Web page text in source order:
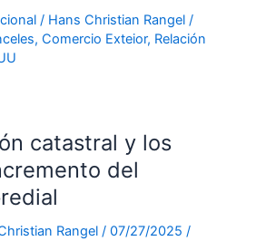
/ Hans Christian Rangel /
, Comercio Exteior, Relación
catastral y los
del
Rangel / 07/27/2025 /